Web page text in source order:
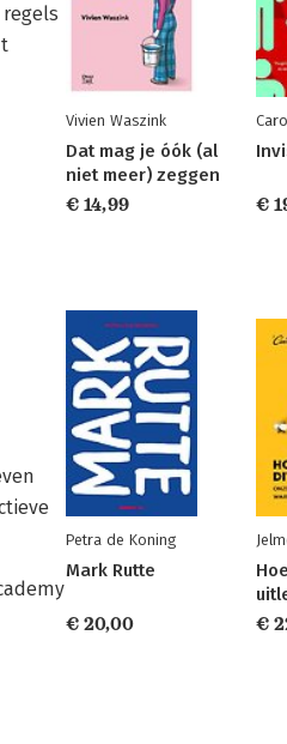
Vivien Waszink
Dat mag je óók (al
niet meer) zeggen
€ 14,99
€
Petra de Koning
Mark Rutte
€ 20,00
€